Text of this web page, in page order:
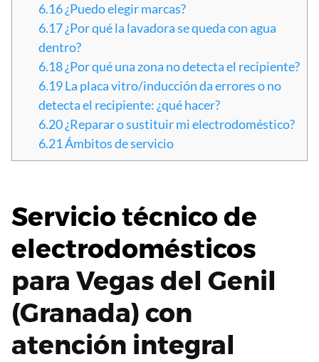
6.16¿Puedo elegir marcas?
6.17¿Por qué la lavadora se queda con agua
dentro?
6.18¿Por qué una zona no detecta el recipiente?
6.19La placa vitro/inducción da errores o no
detecta el recipiente: ¿qué hacer?
6.20¿Reparar o sustituir mi electrodoméstico?
6.21Ámbitos de servicio
Servicio técnico de
electrodomésticos
para Vegas del Genil
(Granada) con
atención integral